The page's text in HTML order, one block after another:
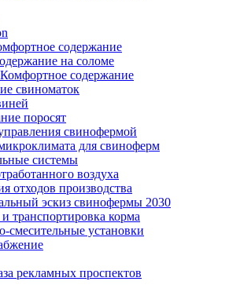
содержание
на соломе
содержание
свиноматок
поросят
свинофермой
для свиноферм
системы
воздуха
отходов производства
эскиз свинофермы 2030
транспортировка корма
смесительные установки
рекламных проспектов